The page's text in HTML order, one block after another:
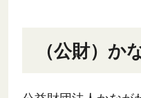
（公財）か